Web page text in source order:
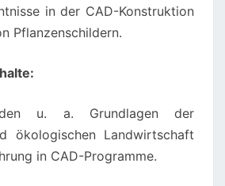
in der CAD-Konstruktion
Pflanzenschildern.
u. a. Grundlagen der
ökologischen Landwirtschaft
in CAD-Programme.